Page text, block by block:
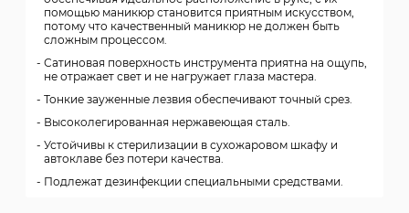
помощью маникюр становится приятным искусством,
потому что качественный маникюр не должен быть
сложным процессом.
Сатиновая поверхность инструмента приятна на ощупь,
не отражает свет и не нагружает глаза мастера.
Тонкие зауженные лезвия обеспечивают точный срез.
Высоколегированная нержавеющая сталь.
Устойчивы к стерилизации в сухожаровом шкафу и
автоклаве без потери качества.
Подлежат дезинфекции специальными средствами.